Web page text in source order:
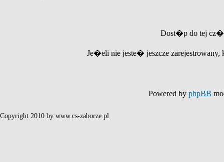
Dost�p do tej
Je�eli nie jeste� jeszcze
Powered by phpBB
Copyright 2010 by www.cs-zaborze.pl